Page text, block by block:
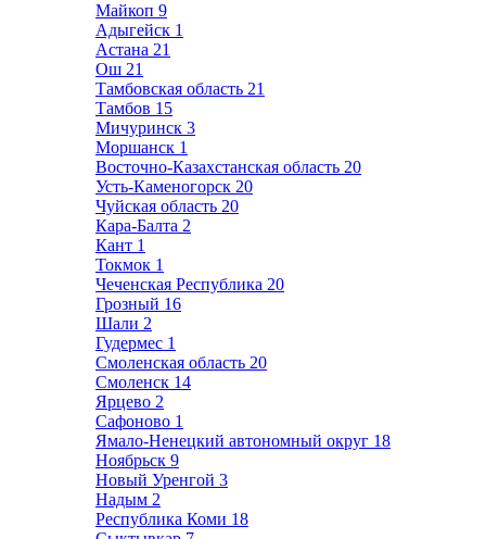
Майкоп 9
Адыгейск 1
Астана 21
Ош 21
Тамбовская область 21
Тамбов 15
Мичуринск 3
Моршанск 1
Восточно-Казахстанская область 20
Усть-Каменогорск 20
Чуйская область 20
Кара-Балта 2
Кант 1
Токмок 1
Чеченская Республика 20
Грозный 16
Шали 2
Гудермес 1
Смоленская область 20
Смоленск 14
Ярцево 2
Сафоново 1
Ямало-Ненецкий автономный округ 18
Ноябрьск 9
Новый Уренгой 3
Надым 2
Республика Коми 18